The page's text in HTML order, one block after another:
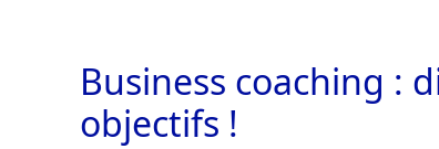
Business coaching :
objectifs !